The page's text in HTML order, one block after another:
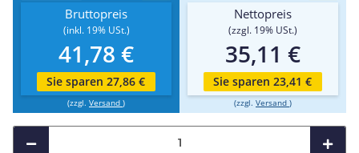
Bruttopreis
(inkl. 19% USt.)
41,78 €
Sie sparen 27,86 €
(zzgl. Versand )
Nettopreis
(zzgl. 19% USt.)
35,11 €
Sie sparen 23,41 €
(zzgl. Versand )